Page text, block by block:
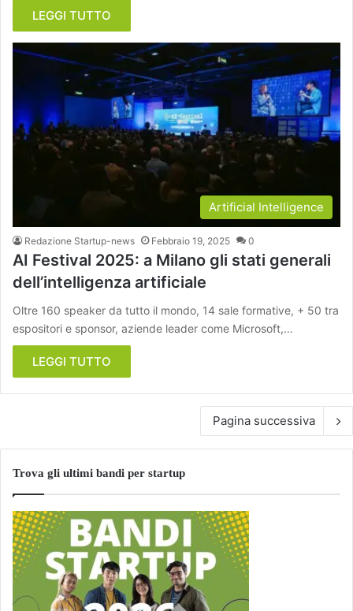
LEGGI TUTTO
Artificial Intelligence
Redazione Startup-news Febbraio 19, 2025 0
AI Festival 2025: a Milano gli stati generali
dell’intelligenza artificiale
Oltre 160 speaker da tutto il mondo, 14 sale formative, + 50 tra
espositori e sponsor, aziende leader come Microsoft,…
LEGGI TUTTO
Pagina successiva
Trova gli ultimi bandi per startup